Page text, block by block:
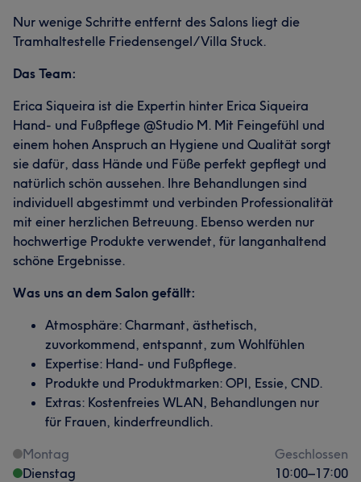
Nur wenige Schritte entfernt des Salons liegt die
Tramhaltestelle Friedensengel/Villa Stuck.
Das Team:
Erica Siqueira ist die Expertin hinter Erica Siqueira
Hand- und Fußpflege @Studio M. Mit Feingefühl und
einem hohen Anspruch an Hygiene und Qualität sorgt
sie dafür, dass Hände und Füße perfekt gepflegt und
natürlich schön aussehen. Ihre Behandlungen sind
individuell abgestimmt und verbinden Professionalität
mit einer herzlichen Betreuung. Ebenso werden nur
hochwertige Produkte verwendet, für langanhaltend
schöne Ergebnisse.
Was uns an dem Salon gefällt:
Atmosphäre: Charmant, ästhetisch,
zuvorkommend, entspannt, zum Wohlfühlen
Expertise: Hand- und Fußpflege.
Produkte und Produktmarken: OPI, Essie, CND.
Extras: Kostenfreies WLAN, Behandlungen nur
für Frauen, kinderfreundlich.
Montag
Geschlossen
Dienstag
10:00–17:00